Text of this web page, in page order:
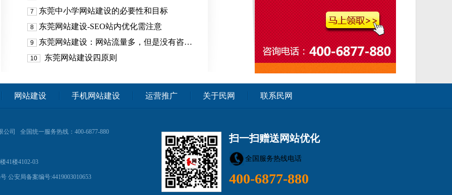
7 东莞中小学网站建设的必要性和目标
8 东莞网站建设-SEO站内优化需注意
9 东莞网站建设：网站流量多，但是没有咨…
10 东莞网站建设四原则
网站建设 手机网站建设 运营推广 关于民网 联系民网
公司 全国统一服务热线：400-6877-880
41楼4102-03
公安局备案编号:4419003010653
扫一扫赠送网站优化
全国服务热线电话
400-6877-880